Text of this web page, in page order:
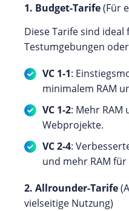
1. Budget-Tarife(Für
Diese Tarife sind
Testumgebungen
VC 1-1:
minimalem RAM
VC 1-2: Mehr RAM
Webprojekte.
VC 2-4:
und mehr RAM
2. Allrounder-Tarife
vielseitige Nutzung)